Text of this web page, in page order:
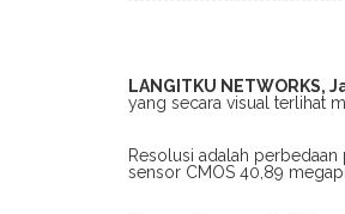
LANGITKU NETWORKS,
yang secara visual terlihat
Resolusi adalah
sensor CMOS 40,89